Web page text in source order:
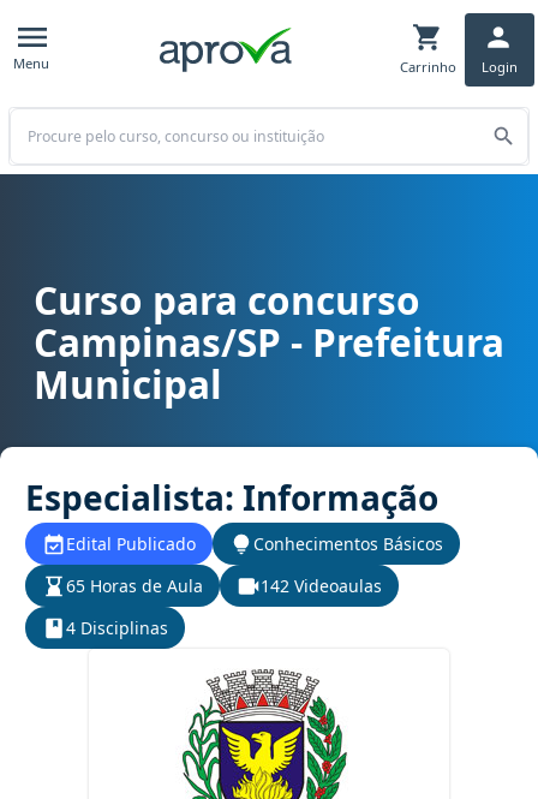
Menu Carrinho Login
Buscar
Curso para concurso Campinas/SP - Prefeitura Municipal cargo
Curso para concurso
Campinas/SP - Prefeitura
Municipal
Especialista: Informação
Edital Publicado
Conhecimentos Básicos
65 Horas de Aula
142 Videoaulas
4 Disciplinas